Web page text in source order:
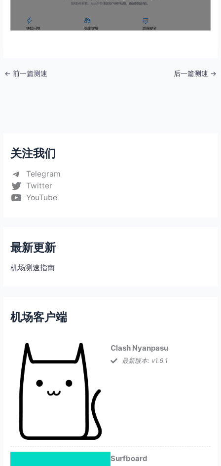
关注我们
Telegram
Twitter
YouTube
最新更新
机场测速指南
机场客户端
Clash Nyanpasu
最新版本: v1.6.1
Surfboard
← 前一篇测速 后一篇测速 →